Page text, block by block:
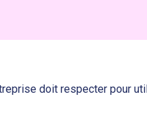
doit respecter pour